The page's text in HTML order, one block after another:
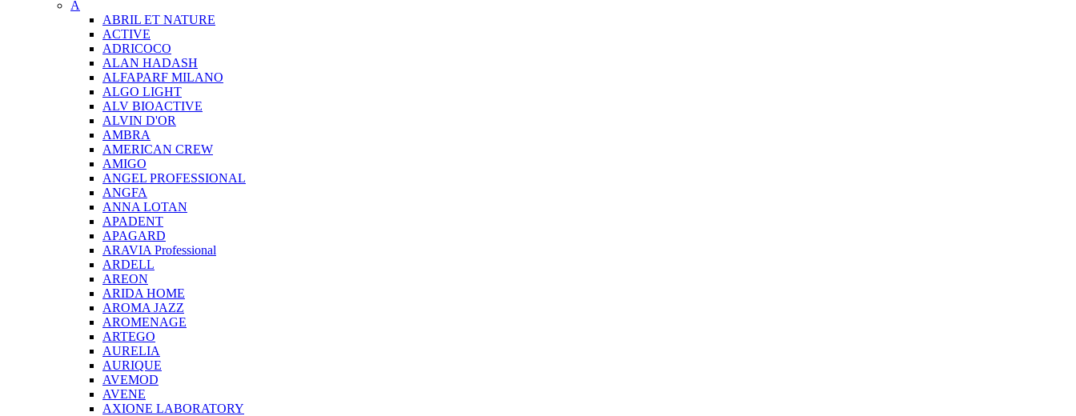
A
ABRIL ET NATURE
ACTIVE
ADRICOCO
ALAN HADASH
ALFAPARF MILANO
ALGO LIGHT
ALV BIOACTIVE
ALVIN D'OR
AMBRA
AMERICAN CREW
AMIGO
ANGEL PROFESSIONAL
ANGFA
ANNA LOTAN
APADENT
APAGARD
ARAVIA Professional
ARDELL
AREON
ARIDA HOME
AROMA JAZZ
AROMENAGE
ARTEGO
AURELIA
AURIQUE
AVEMOD
AVENE
AXIONE LABORATORY